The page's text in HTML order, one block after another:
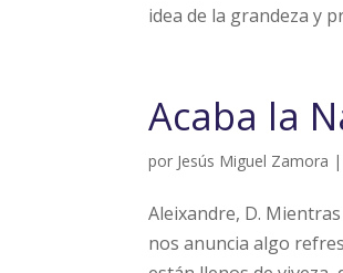
idea de la grandeza y
Acaba la
por Jesús Miguel Zamora |
Aleixandre, D.
nos anuncia algo